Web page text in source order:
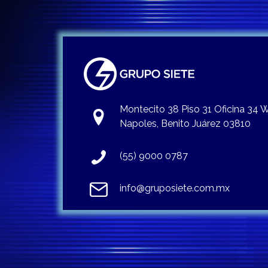
Montecito 38 Piso 31 Oficina 34
Napoles, Benito Juárez 03810
(55) 9000 0787
info@gruposiete.com.mx